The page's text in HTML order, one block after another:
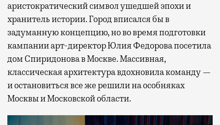
аристократический символ ушедшей эпохи и
хранитель истории. Город вписался бы в
задуманную концепцию, но во время подготовки
кампании арт-директор Юлия Федорова посетила
дом Спиридонова в Москве. Массивная,
классическая архитектура вдохновила команду —
и остановиться все же решили на особняках
Москвы и Московской области.